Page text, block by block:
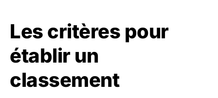
Les critères pour
établir un
classement